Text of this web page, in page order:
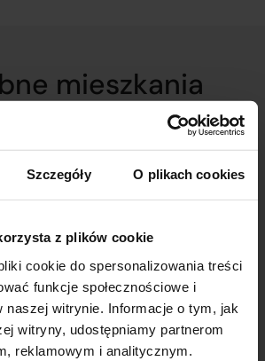
Szczegóły O plikach cookies
z plików cookie
cookie do spersonalizowania treści
funkcje społecznościowe i
naszej witrynie. Informacje o tym, jak
witryny, udostępniamy partnerom
reklamowym i analitycznym.
mieszkania